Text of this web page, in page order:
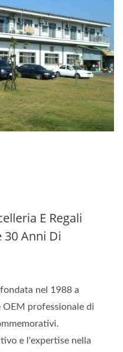
E Regali
30 Anni Di
nel 1988 a
professionale di
e l'expertise nella